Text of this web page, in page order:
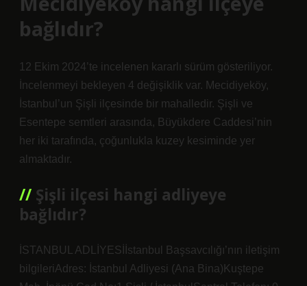
bağlıdır?
12 Ekim 2024’te incelenen kararlı sürüm gösteriliyor.
İncelenmeyi bekleyen 4 değişiklik var. Mecidiyeköy,
İstanbul’un Şişli ilçesinde bir mahalledir. Şişli ve
Esentepe semtleri arasında, Büyükdere Caddesi’nin
her iki tarafında, çoğunlukla kuzey kesiminde yer
almaktadır.
Şişli ilçesi hangi adliyeye
bağlıdır?
İSTANBUL ADLİYESİİstanbul Başsavcılığı’nın iletişim
bilgileriAdres: İstanbul Adliyesi (Ana Bina)Kuştepe